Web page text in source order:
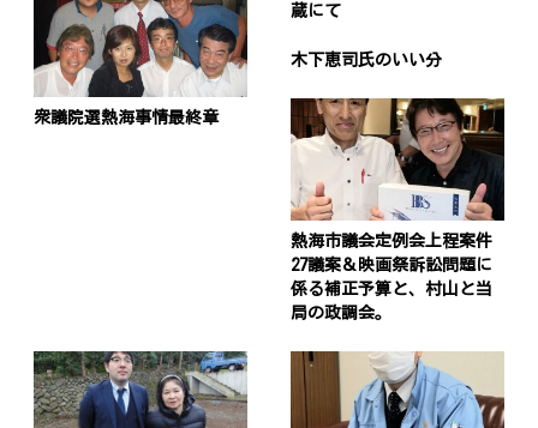
衆議院選熱海事情最終章
蔵にて
木下恵司氏のいい分
熱海市議会定例会上程案件
27議案＆映画祭訴訟問題に
係る補正予算と、村山と当
局の政調会。